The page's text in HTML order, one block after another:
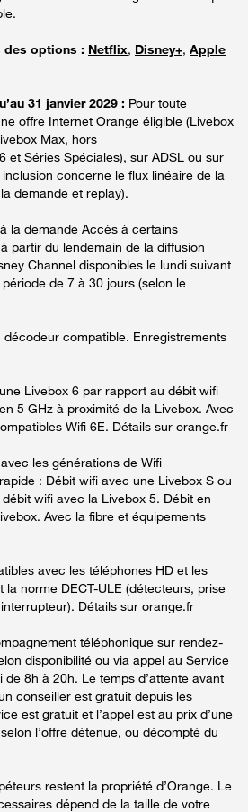
des options : Netflix, Disney+, Apple
31 janvier 2029 : Pour toute
offre Internet Orange éligible (Livebox
Max, hors
et Séries Spéciales), sur ADSL ou sur
concerne le flux linéaire de la
demande et replay).
la demande Accès à certains
partir du lendemain de la diffusion
Channel disponibles le lundi suivant
de 7 à 30 jours (selon le
décodeur compatible. Enregistrements
Livebox 6 par rapport au débit wifi
5 GHz à proximité de la Livebox. Avec
Wifi 6E. Détails sur orange.fr
les générations de Wifi
: Débit wifi avec une Livebox S ou
wifi avec la Livebox 5. Débit en
Avec la fibre et équipements
avec les téléphones HD et les
norme DECT-ULE (détecteurs, prise
Détails sur orange.fr
téléphonique sur rendez-
disponibilité ou via appel au Service
8h à 20h. Le temps d’attente avant
conseiller est gratuit depuis les
est gratuit et l’appel est au prix d’une
l’offre détenue, ou décompté du
restent la propriété d’Orange. Le
dépend de la taille de votre